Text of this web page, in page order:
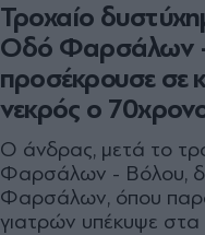
Τροχαίο
Οδό Φαρσάλων -
προσέκρουσε σε
νεκρός ο
Ο άνδρας, μετά το
Φαρσάλων - Βόλου,
Φαρσάλων, όπου
γιατρών υπέκυψε